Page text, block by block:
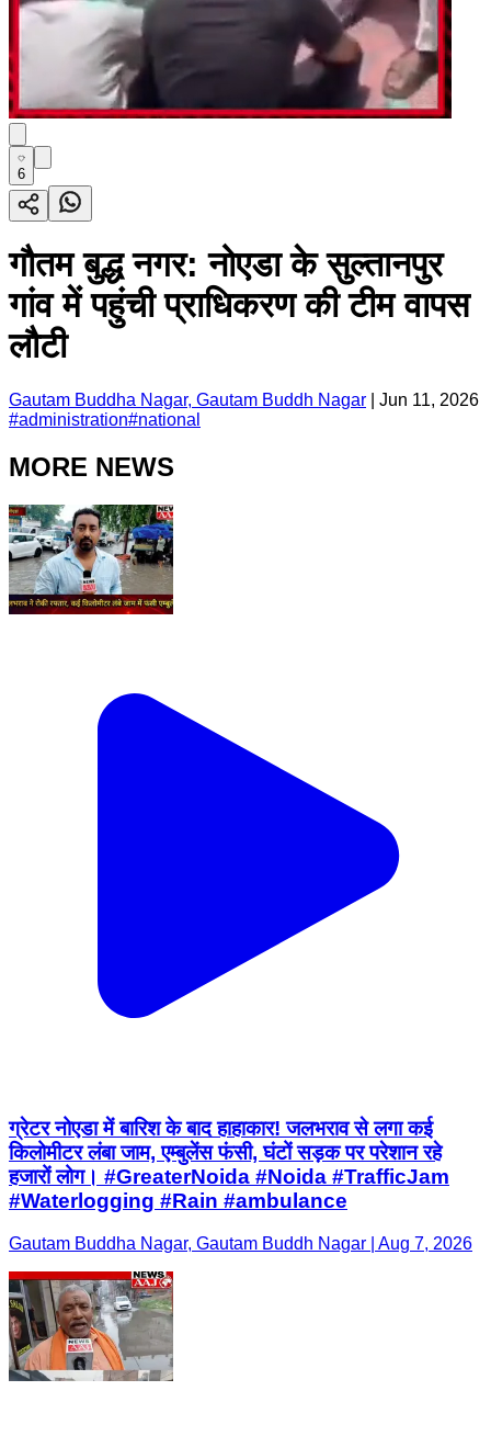
6
गौतम बुद्ध नगर: नोएडा के सुल्तानपुर
गांव में पहुंची प्राधिकरण की टीम वापस
लौटी
Gautam Buddha Nagar, Gautam Buddh Nagar
Jun 11, 2026
#administration#national
MORE NEWS
ग्रेटर नोएडा में बारिश के बाद हाहाकार! जलभराव से लगा कई
किलोमीटर लंबा जाम, एम्बुलेंस फंसी, घंटों सड़क पर परेशान रहे
हजारों लोग। #GreaterNoida #Noida #TrafficJam
#Waterlogging #Rain #ambulance
Gautam Buddha Nagar, Gautam Buddh Nagar | Aug 7, 2026